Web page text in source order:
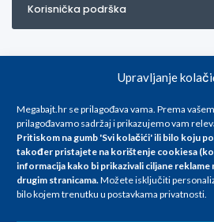
Upravljanje
Megabajt.hr se prilagođava vama. Prema
prilagođavamo sadržaj i prikazujemo vam
Pritiskom na gumb 'Svi kolačići' ili bilo koju
također pristajete na korištenje cookiesa
informacija kako bi prikazivali ciljane reklame
drugim stranicama.Možete isključiti
bilo kojem trenutku u postavkama privatnosti.
Korisnička podrška
Za artikle kojih trenutno nema u ponudi
info@megabajt.hr. Sve cijene su
promjenama, a
iskazane su za avansno plaćanje(gotovina)
se razlikovati od cijena u našim